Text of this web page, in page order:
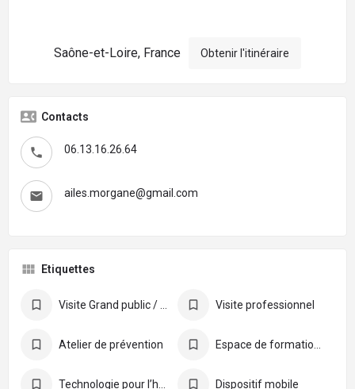
Saône-et-Loire, France Obtenir l'itinéraire
Contacts
06.13.16.26.64
ailes.morgane@gmail.com
Etiquettes
Visite professionnel
Atelier de prévention
Dispositif mobile